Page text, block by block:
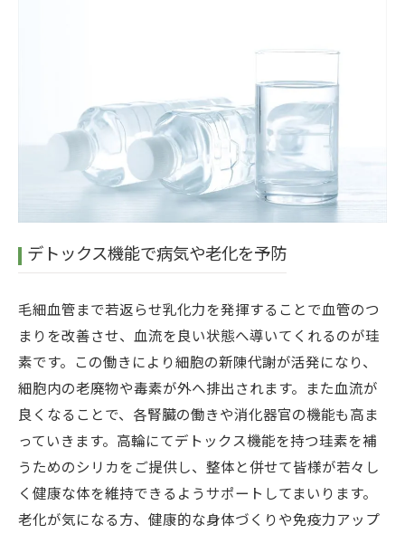
デトックス機能で病気や老化を予防
毛細血管まで若返らせ乳化力を発揮することで血管のつ
まりを改善させ、血流を良い状態へ導いてくれるのが珪
素です。この働きにより細胞の新陳代謝が活発になり、
細胞内の老廃物や毒素が外へ排出されます。また血流が
良くなることで、各腎臓の働きや消化器官の機能も高ま
っていきます。高輪にてデトックス機能を持つ珪素を補
うためのシリカをご提供し、整体と併せて皆様が若々し
く健康な体を維持できるようサポートしてまいります。
老化が気になる方、健康的な身体づくりや免疫力アップ